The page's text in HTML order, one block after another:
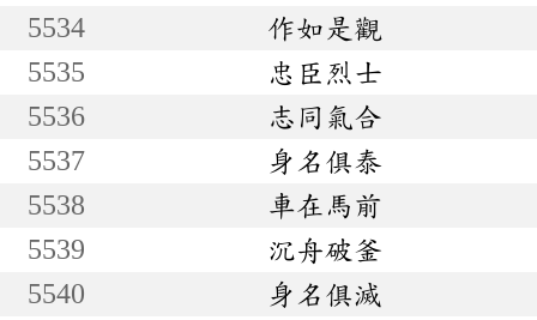
5534
作如是觀
5535
忠臣烈士
5536
志同氣合
5537
身名俱泰
5538
車在馬前
5539
沉舟破釜
5540
身名俱滅